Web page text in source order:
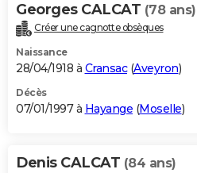
Georges CALCAT (78 ans)
Créer une cagnotte obsèques
Naissance
28/04/1918 à Cransac(Aveyron)
Décès
07/01/1997 à Hayange (Moselle)
Denis CALCAT (84 ans)